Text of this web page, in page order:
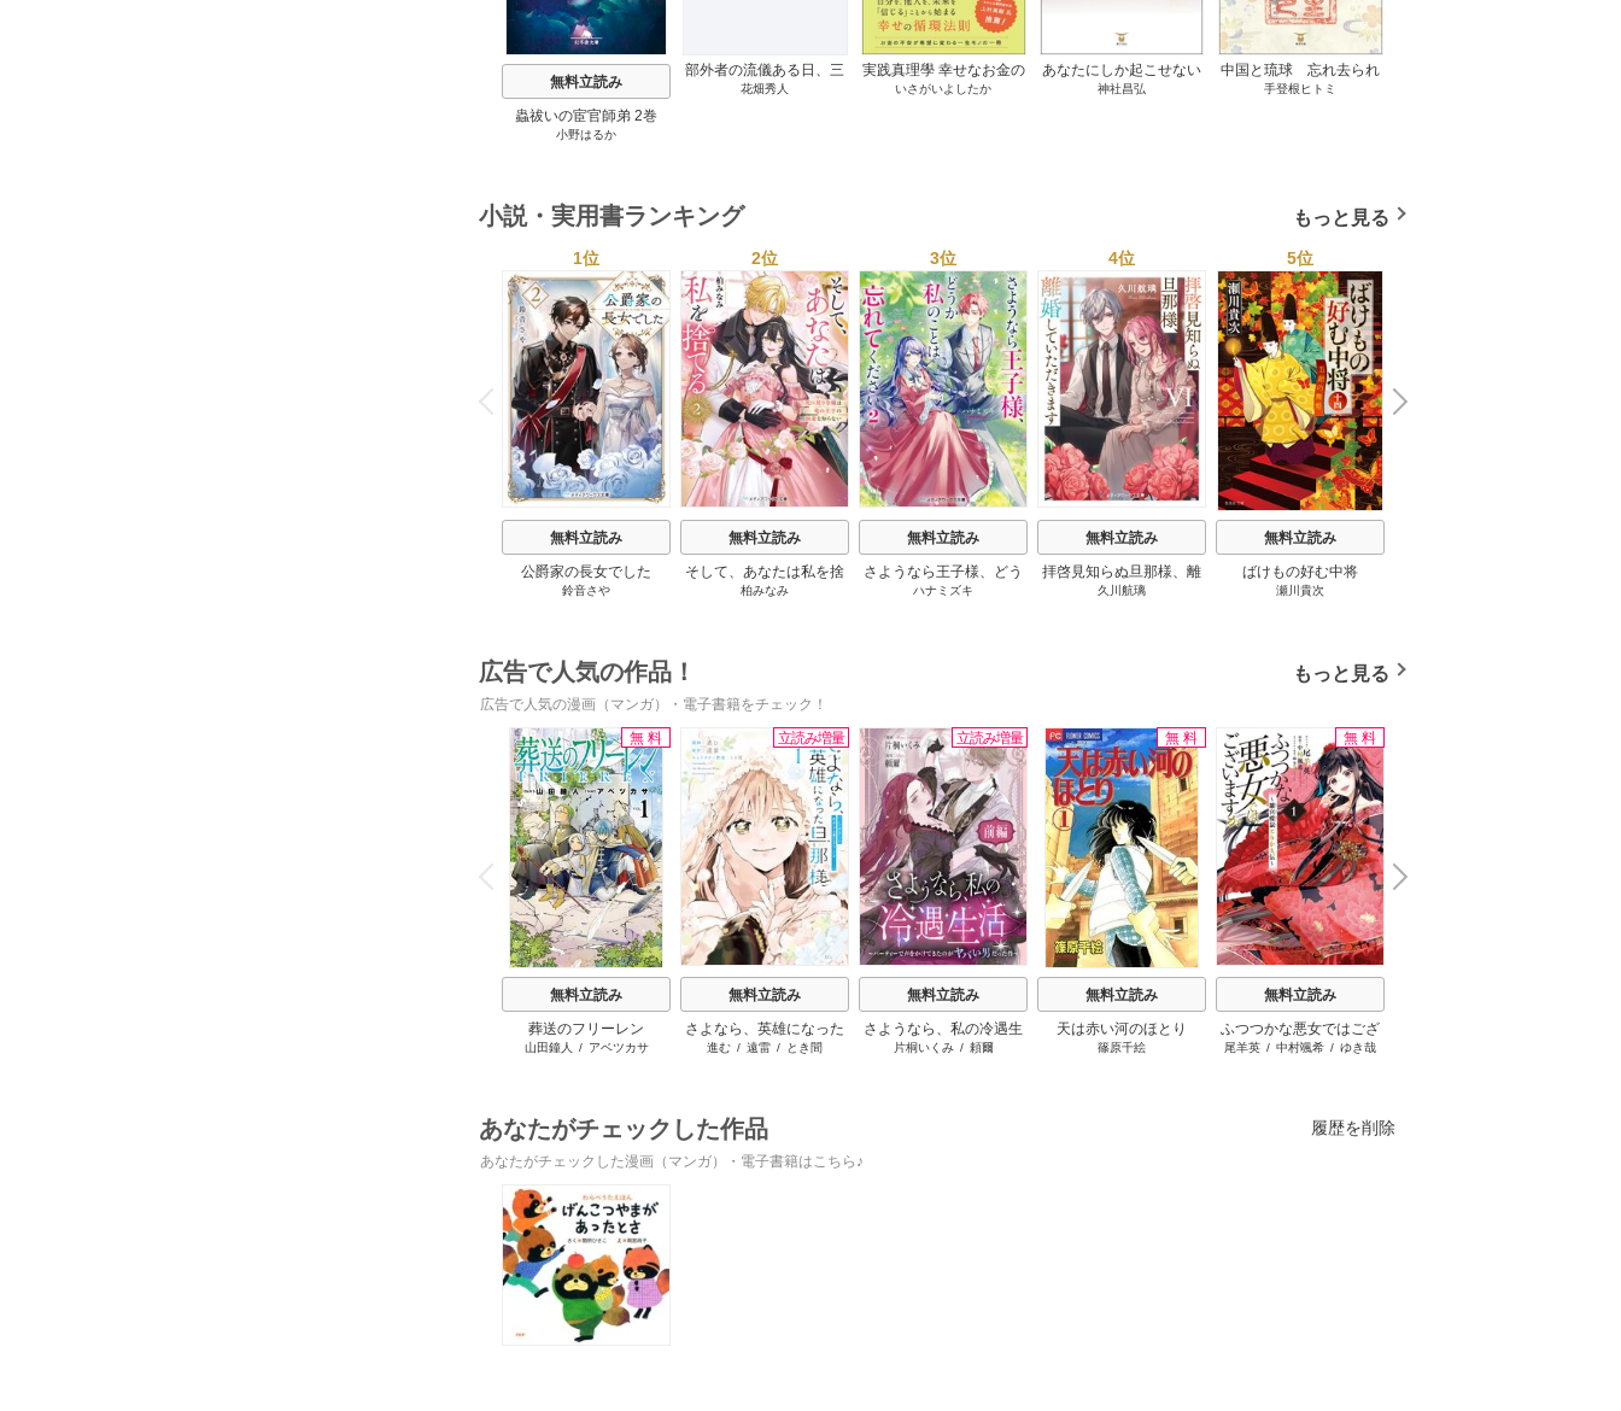
無料立読み
蟲祓いの宦官師弟 2巻
小野はるか
部外者の流儀ある日、三
木たかしの5000曲を託さ
花畑秀人
実践真理學 幸せなお金の
使い方編 1巻
いさがいよしたか
あなたにしか起こせない
奇跡 1巻
神社昌弘
中国と琉球 忘れ去られ
た冊封史―魂の進化― 1
手登根ヒトミ
小説・実用書ランキング もっと見る
P
r
e
v
i
o
u
s
1位
無料立読み
公爵家の長女でした
鈴音さや
2位
無料立読み
そして、あなたは私を捨
てる
柏みなみ
3位
無料立読み
さようなら王子様、どう
か私のことは忘れてくだ
ハナミズキ
4位
無料立読み
拝啓見知らぬ旦那様、離
婚していただきます
久川航璃
5位
無料立読み
ばけもの好む中将
瀬川貴次
N
e
x
t
広告で人気の作品！ もっと見る
広告で人気の漫画（マンガ）・電子書籍をチェック！
P
r
e
v
i
o
u
s
無料
無料立読み
葬送のフリーレン
山田鐘人 / アベツカサ
立読み増量
無料立読み
さよなら、英雄になった
旦那様 ～ただ祈るだけ
進む / 遠雷 / とき間
立読み増量
無料立読み
さようなら、私の冷遇生
活 ～パーティーで声をか
片桐いくみ/ 頼爾
無料
無料立読み
天は赤い河のほとり
篠原千絵
無料
無料立読み
ふつつかな悪女ではござ
いますが ～雛宮蝶鼠とり
尾羊英 / 中村颯希 / ゆき哉
N
e
x
t
あなたがチェックした作品 履歴を削除
あなたがチェックした漫画（マンガ）・電子書籍はこちら♪